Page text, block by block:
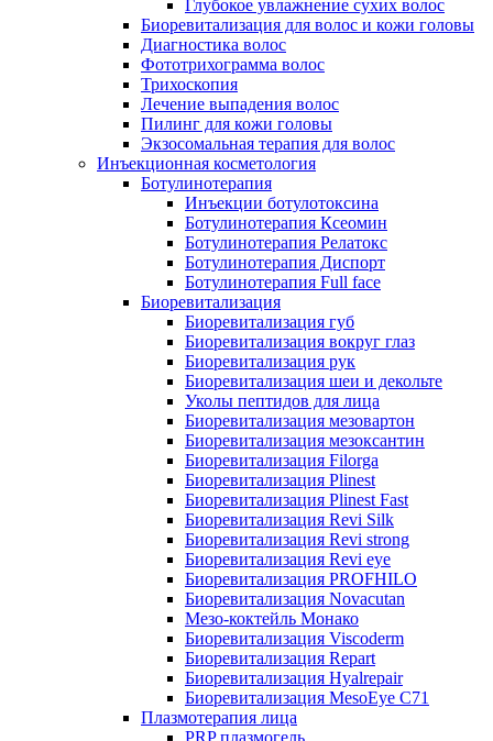
Глубокое увлажнение сухих волос
Биоревитализация для волос и кожи головы
Диагностика волос
Фототрихограмма волос
Трихоскопия
Лечение выпадения волос
Пилинг для кожи головы
Экзосомальная терапия для волос
Инъекционная косметология
Ботулинотерапия
Инъекции ботулотоксина
Ботулинотерапия Ксеомин
Ботулинотерапия Релатокс
Ботулинотерапия Диспорт
Ботулинотерапия Full face
Биоревитализация
Биоревитализация губ
Биоревитализация вокруг глаз
Биоревитализация рук
Биоревитализация шеи и декольте
Уколы пептидов для лица
Биоревитализация мезовартон
Биоревитализация мезоксантин
Биоревитализация Filorga
Биоревитализация Plinest
Биоревитализация Plinest Fast
Биоревитализация Revi Silk
Биоревитализация Revi strong
Биоревитализация Revi eye
Биоревитализация PROFHILO
Биоревитализация Novacutan
Мезо-коктейль Монако
Биоревитализация Viscoderm
Биоревитализация Repart
Биоревитализация Hyalrepair
Биоревитализация MesoEye C71
Плазмотерапия лица
PRP плазмогель